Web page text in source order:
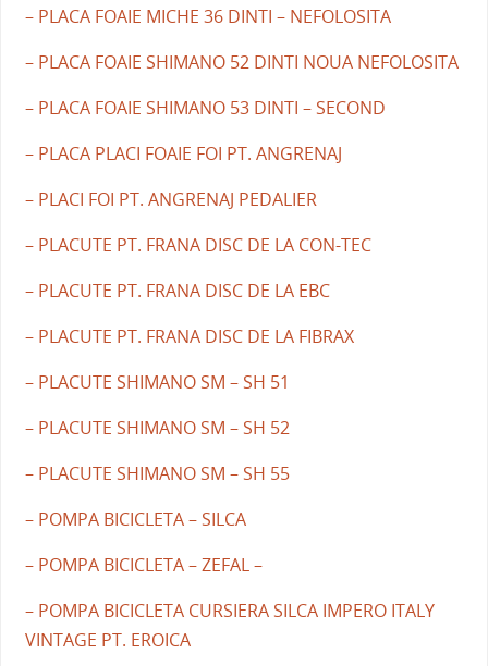
– PLACA FOAIE MICHE 36 DINTI – NEFOLOSITA
– PLACA FOAIE SHIMANO 52 DINTI NOUA NEFOLOSITA
– PLACA FOAIE SHIMANO 53 DINTI – SECOND
– PLACA PLACI FOAIE FOI PT. ANGRENAJ
– PLACI FOI PT. ANGRENAJ PEDALIER
– PLACUTE PT. FRANA DISC DE LA CON-TEC
– PLACUTE PT. FRANA DISC DE LA EBC
– PLACUTE PT. FRANA DISC DE LA FIBRAX
– PLACUTE SHIMANO SM – SH 51
– PLACUTE SHIMANO SM – SH 52
– PLACUTE SHIMANO SM – SH 55
– POMPA BICICLETA – SILCA
– POMPA BICICLETA – ZEFAL –
– POMPA BICICLETA CURSIERA SILCA IMPERO ITALY
VINTAGE PT. EROICA